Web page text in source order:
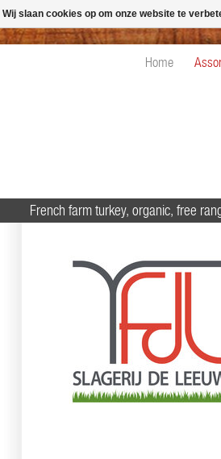
Home
French farm turkey, organic, free
Wij slaan cookies op om onze website te